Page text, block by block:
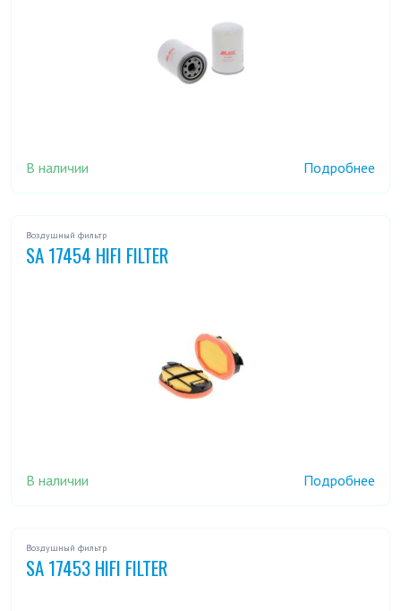
В наличии Подробнее
Воздушный фильтр
SA 17454 HIFI FILTER
В наличии Подробнее
Воздушный фильтр
SA 17453 HIFI FILTER